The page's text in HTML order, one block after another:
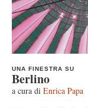
UNA FINESTRA SU
Berlino
a cura di Enrica Papa